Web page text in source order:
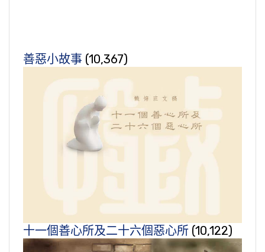
善惡小故事 (10,367)
十一個善心所及二十六個惡心所 (10,122)